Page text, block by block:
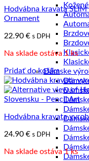
Dámske
Hodvábna kravata
Ornament
22.90 € s DPH
Na sklade ostáva 1 ks
Pridať do košíka
Hodvábna kravata
24.90 € s DPH
Na sklade ostáva 1 ks